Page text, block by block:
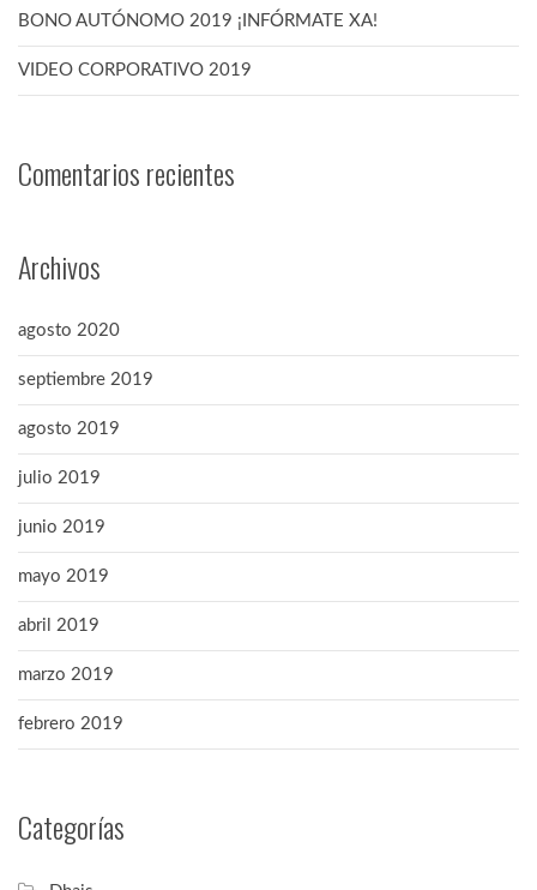
BONO AUTÓNOMO 2019 ¡INFÓRMATE XA!
VIDEO CORPORATIVO 2019
Comentarios recientes
Archivos
agosto 2020
septiembre 2019
agosto 2019
julio 2019
junio 2019
mayo 2019
abril 2019
marzo 2019
febrero 2019
Categorías